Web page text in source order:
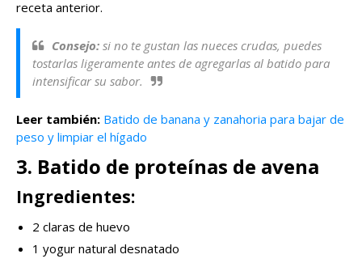
receta anterior.
Consejo: si no te gustan las nueces crudas, puedes
tostarlas ligeramente antes de agregarlas al batido para
intensificar su sabor.
Leer también: Batido de banana y zanahoria para bajar de
peso y limpiar el hígado
3. Batido de proteínas de avena
Ingredientes:
2 claras de huevo
1 yogur natural desnatado